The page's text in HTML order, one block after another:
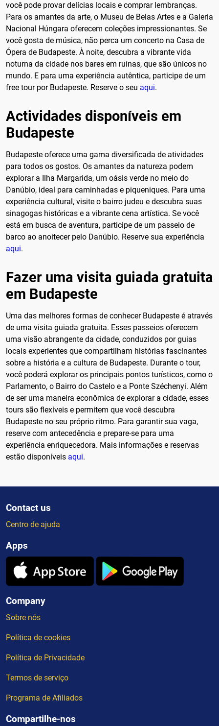
você pode provar delícias locais e comprar lembranças.
Para os amantes da arte, o Museu de Belas Artes e a Galeria
Nacional Húngara oferecem coleções impressionantes. Se
você gosta de música, não perca um concerto na Casa de
Ópera de Budapeste. À noite, descubra a vibrante vida
noturna da cidade nos bares em ruínas, que são únicos no
mundo. E para uma experiência autêntica, participe de um
free tour por Budapeste. Reserve o seu aqui.
Actividades disponíveis em
Budapeste
Budapeste oferece uma gama diversificada de atividades
para todos os gostos. Os amantes da natureza podem
explorar a Ilha Margarida, um oásis verde no meio do
Danúbio, ideal para caminhadas e piqueniques. Para uma
experiência cultural, visite o bairro judeu e descubra suas
sinagogas históricas e a vibrante cena artística. Se você
está em busca de aventura, participe de um passeio de
barco ao anoitecer pelo Danúbio. Reserve sua experiência
aqui.
Fazer uma visita guiada gratuita
em Budapeste
Uma das melhores formas de conhecer Budapeste é através
de uma visita guiada gratuita. Esses passeios oferecem
uma visão abrangente da cidade, conduzidos por guias
locais experientes que compartilham histórias fascinantes
sobre a história e a cultura de Budapeste. Durante o tour,
você poderá explorar os principais pontos turísticos, como o
Parlamento, o Bairro do Castelo e a Ponte Széchenyi. Além
de ser uma maneira econômica de explorar a cidade, esses
tours são flexíveis e permitem que você descubra
Budapeste no seu próprio ritmo. Para garantir sua vaga,
reserve com antecedência e prepare-se para uma
experiência enriquecedora. Mais informações e reservas
estão disponíveis aqui.
Contact us
Centro de ajuda
Apps
Company
Sobre nós
Política de cookies
Política de Privacidade
Termos de serviço
Programa de Afiliados
Compartilhe-nos